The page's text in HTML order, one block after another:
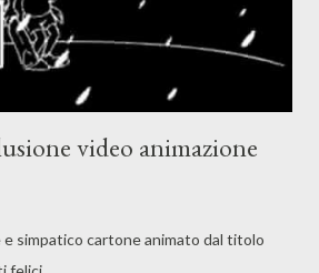
video animazione
e simpatico cartone animato dal titolo